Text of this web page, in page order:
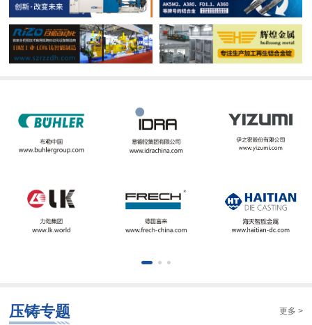
压铸专题 更多 >